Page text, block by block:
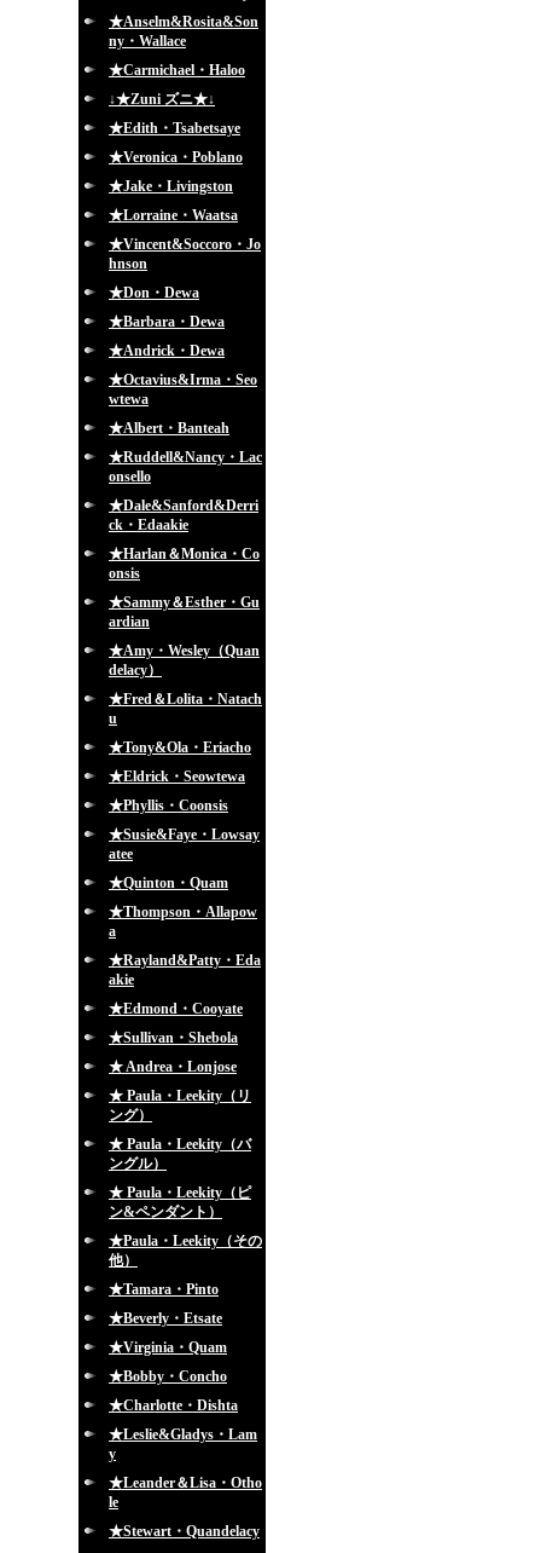
★Anselm&Rosita&Son
ny・Wallace
★Carmichael・Haloo
↓★Zuni ズニ★↓
★Edith・Tsabetsaye
★Veronica・Poblano
★Jake・Livingston
★Lorraine・Waatsa
★Vincent&Soccoro・Jo
hnson
★Don・Dewa
★Barbara・Dewa
★Andrick・Dewa
★Octavius&Irma・Seo
wtewa
★Albert・Banteah
★Ruddell&Nancy・Lac
onsello
★Dale&Sanford&Derri
ck・Edaakie
★Harlan＆Monica・Co
onsis
★Sammy＆Esther・Gu
ardian
★Amy・Wesley（Quan
delacy）
★Fred＆Lolita・Natach
u
★Tony&Ola・Eriacho
★Eldrick・Seowtewa
★Phyllis・Coonsis
★Susie&Faye・Lowsay
atee
★Quinton・Quam
★Thompson・Allapow
a
★Rayland&Patty・Eda
akie
★Edmond・Cooyate
★Sullivan・Shebola
★ Andrea・Lonjose
★ Paula・Leekity（リ
ング）
★ Paula・Leekity（バ
ングル）
★ Paula・Leekity（ピ
ン&ペンダント）
★Paula・Leekity（その
他）
★Tamara・Pinto
★Beverly・Etsate
★Virginia・Quam
★Bobby・Concho
★Charlotte・Dishta
★Leslie&Gladys・Lam
y
★Leander＆Lisa・Otho
le
★Stewart・Quandelacy